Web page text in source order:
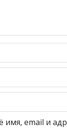
имя, email и